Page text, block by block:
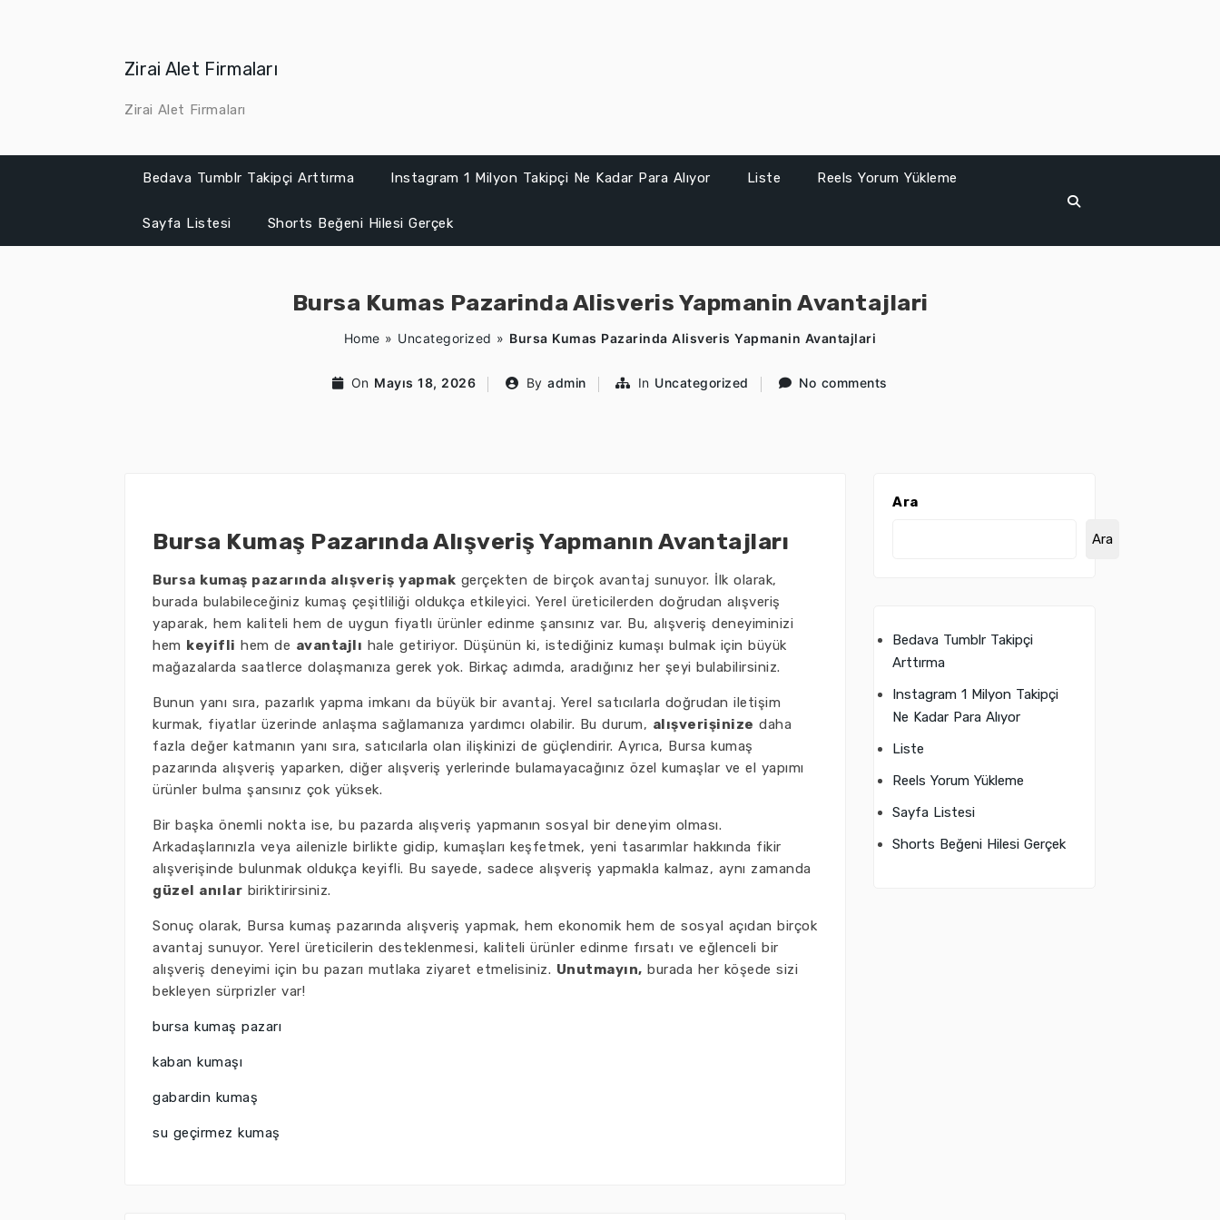
Zirai Alet Firmaları
Zirai Alet Firmaları
Bedava Tumblr Takipçi Arttırma Instagram 1 Milyon Takipçi Ne Kadar Para Alıyor Liste Reels Yorum Yükleme
Sayfa Listesi Shorts Beğeni Hilesi Gerçek
Bursa Kumas Pazarinda Alisveris Yapmanin Avantajlari
Home » Uncategorized » Bursa Kumas Pazarinda Alisveris Yapmanin Avantajlari
On Mayıs 18, 2026 By admin In Uncategorized No comments
Bursa Kumaş Pazarında Alışveriş Yapmanın Avantajları
Bursa kumaş pazarında alışveriş yapmak gerçekten de birçok avantaj sunuyor. İlk olarak,
burada bulabileceğiniz kumaş çeşitliliği oldukça etkileyici. Yerel üreticilerden doğrudan alışveriş
yaparak, hem kaliteli hem de uygun fiyatlı ürünler edinme şansınız var. Bu, alışveriş deneyiminizi
hem keyifli hem de avantajlı hale getiriyor. Düşünün ki, istediğiniz kumaşı bulmak için büyük
mağazalarda saatlerce dolaşmanıza gerek yok. Birkaç adımda, aradığınız her şeyi bulabilirsiniz.
Bunun yanı sıra, pazarlık yapma imkanı da büyük bir avantaj. Yerel satıcılarla doğrudan iletişim
kurmak, fiyatlar üzerinde anlaşma sağlamanıza yardımcı olabilir. Bu durum, alışverişinize daha
fazla değer katmanın yanı sıra, satıcılarla olan ilişkinizi de güçlendirir. Ayrıca, Bursa kumaş
pazarında alışveriş yaparken, diğer alışveriş yerlerinde bulamayacağınız özel kumaşlar ve el yapımı
ürünler bulma şansınız çok yüksek.
Bir başka önemli nokta ise, bu pazarda alışveriş yapmanın sosyal bir deneyim olması.
Arkadaşlarınızla veya ailenizle birlikte gidip, kumaşları keşfetmek, yeni tasarımlar hakkında fikir
alışverişinde bulunmak oldukça keyifli. Bu sayede, sadece alışveriş yapmakla kalmaz, aynı zamanda
güzel anılar biriktirirsiniz.
Sonuç olarak, Bursa kumaş pazarında alışveriş yapmak, hem ekonomik hem de sosyal açıdan birçok
avantaj sunuyor. Yerel üreticilerin desteklenmesi, kaliteli ürünler edinme fırsatı ve eğlenceli bir
alışveriş deneyimi için bu pazarı mutlaka ziyaret etmelisiniz. Unutmayın, burada her köşede sizi
bekleyen sürprizler var!
bursa kumaş pazarı
kaban kumaşı
gabardin kumaş
su geçirmez kumaş
Ara
Ara
Bedava Tumblr Takipçi
Arttırma
Instagram 1 Milyon Takipçi
Ne Kadar Para Alıyor
Liste
Reels Yorum Yükleme
Sayfa Listesi
Shorts Beğeni Hilesi Gerçek